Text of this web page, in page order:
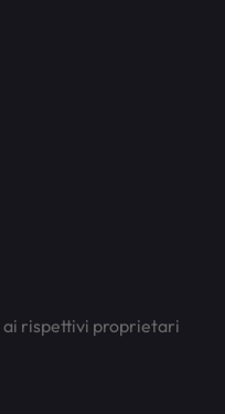
ai rispettivi proprietari